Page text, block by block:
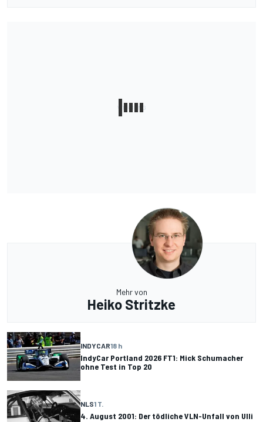
Mehr von
Heiko Stritzke
INDYCAR18 h
IndyCar Portland 2026 FT1: Mick Schumacher
ohne Test in Top 20
NLS1 T.
4. August 2001: Der tödliche VLN-Unfall von Ulli